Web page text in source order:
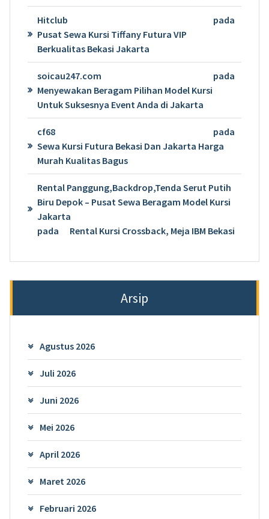
Hitclub
pada
Pusat Sewa Kursi Tiffany Futura VIP
Berkualitas Bekasi Jakarta
soicau247.com
pada
Menyewakan Beragam Pilihan Model Kursi
Untuk Suksesnya Event Anda di Jakarta
cf68
pada
Sewa Kursi Futura Bekasi Dan Jakarta Harga
Murah Kualitas Bagus
Rental Panggung,Backdrop,Tenda Serut Putih
Biru Depok – Pusat Sewa Beragam Model Kursi
Jakarta
pada
Rental Kursi Crossback, Meja IBM Bekasi
Arsip
Agustus 2026
Juli 2026
Juni 2026
Mei 2026
April 2026
Maret 2026
Februari 2026